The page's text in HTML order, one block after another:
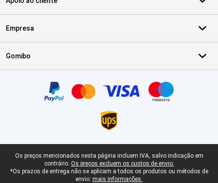
Empresa
Gomibo
Rodapé legal
Os preços mencionados nesta página incluem IVA, salvo indicação em
contrário. Os preços excluem os custos de envio.
*Os prazos de entrega não se aplicam a todos os produtos ou métodos de
envio: mais informações.